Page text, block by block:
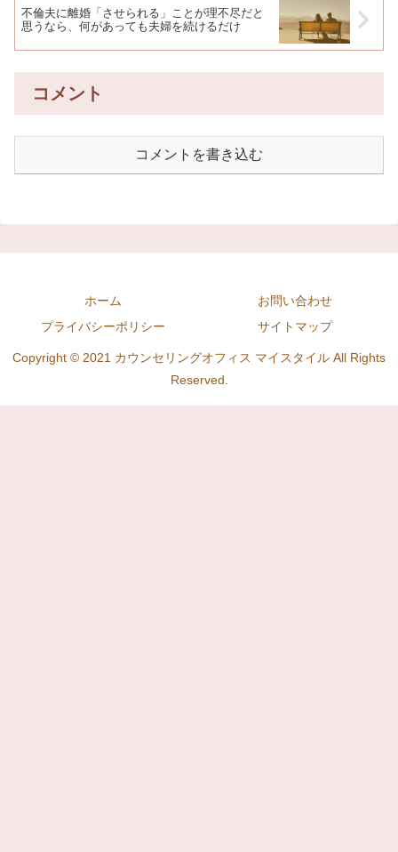
不倫夫に離婚「させられる」ことが理不尽だと
思うなら、何があっても夫婦を続けるだけ
コメント
コメントを書き込む
ホーム
お問い合わせ
プライバシーポリシー
サイトマップ
Copyright © 2021 カウンセリングオフィス マイスタイル All Rights
Reserved.